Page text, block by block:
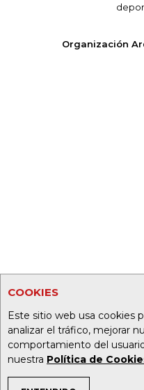
COOKIES
Este sitio web usa cookies
analizar el tráfico, mejorar
comportamiento del
nuestra Política de
Organización